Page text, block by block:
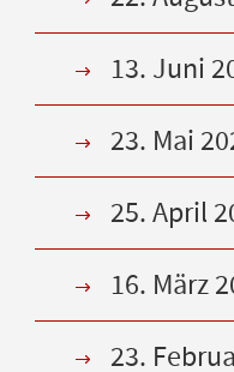
13. Juni
23. Mai
25. April
16. März
23.